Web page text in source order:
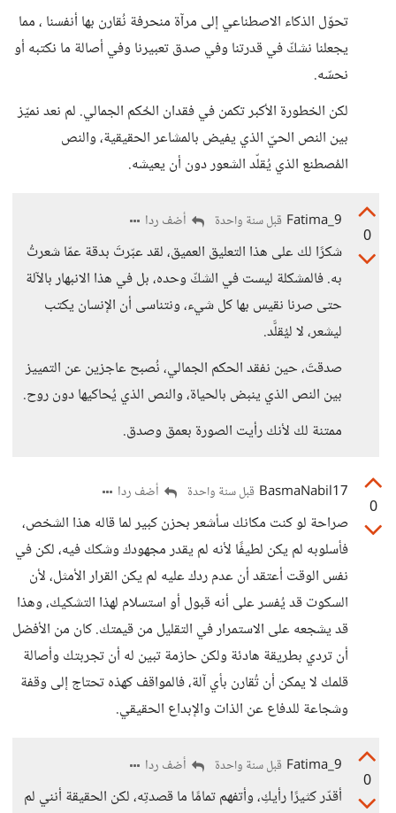
تحوّل الذكاء الاصطناعي إلى مرآة منحرفة نُقارن بها أنفسنا ، مما
يجعلنا نشكّ في قدرتنا وفي صدق تعبيرنا وفي أصالة ما نكتبه أو
نحسّه.
لكن الخطورة الأكبر تكمن في فقدان الحُكم الجمالي. لم نعد نميّز
بين النص الحيّ الذي يفيض بالمشاعر الحقيقية، والنص
المُصطنع الذي يُقلّد الشعور دون أن يعيشه.
0
Fatima_9 قبل سنة واحدة أضف ردا
شكرًا لك على هذا التعليق العميق، لقد عبّرتَ بدقة عمّا شعرتُ
به. فالمشكلة ليست في الشكّ وحده، بل في هذا الانبهار بالآلة
حتى صرنا نقيس بها كل شيء، ونتناسى أن الإنسان يكتب
ليشعر، لا ليُقلَّد.
صدقتَ، حين نفقد الحكم الجمالي، نُصبح عاجزين عن التمييز
بين النص الذي ينبض بالحياة، والنص الذي يُحاكيها دون روح.
ممتنة لك لأنك رأيت الصورة بعمق وصدق.
0
BasmaNabil17 قبل سنة واحدة أضف ردا
صراحة لو كنت مكانك سأشعر بحزن كبير لما قاله هذا الشخص،
فأسلوبه لم يكن لطيفًا لأنه لم يقدر مجهودك وشكك فيه، لكن في
نفس الوقت أعتقد أن عدم ردك عليه لم يكن القرار الأمثل، لأن
السكوت قد يُفسر على أنه قبول أو استسلام لهذا التشكيك، وهذا
قد يشجعه على الاستمرار في التقليل من قيمتك. كان من الأفضل
أن تردي بطريقة هادئة ولكن حازمة تبين له أن تجربتك وأصالة
قلمك لا يمكن أن تُقارن بأي آلة، فالمواقف كهذه تحتاج إلى وقفة
وشجاعة للدفاع عن الذات والإبداع الحقيقي.
0
Fatima_9 قبل سنة واحدة أضف ردا
أقدّر كثيرًا رأيكِ، وأتفهم تمامًا ما قصدتِه، لكن الحقيقة أنني لم